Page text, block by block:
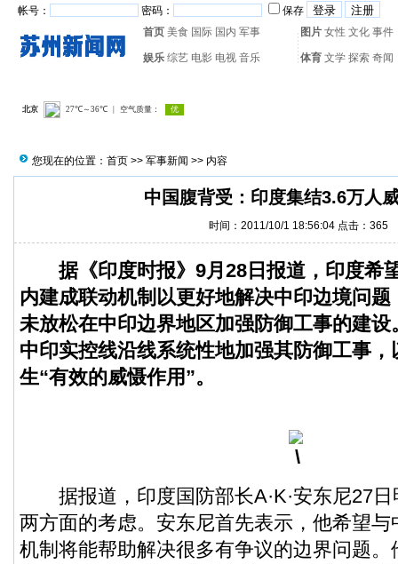
帐号： 密码：
保存
首页 美食 国际 国内 军事 图片 女性 文化 事件
娱乐 综艺 电影 电视 音乐 体育 文学 探索 奇闻
您现在的位置： 首页 >> 军事新闻 >> 内容
中国腹背受：印度集结3.6万人
时间：2011/10/1 18:56:04 点击： 365
据《印度时报》9月28日报道，印度希
内建成联动机制以更好地解决中印边境问题
未放松在中印边界地区加强防御工事的建
中印实控线沿线系统性地加强其防御工事
生“有效的威慑作用”。
据报道，印度国防部长A·K·安东尼27日
两方面的考虑。安东尼首先表示，他希望
机制将能帮助解决很多有争议的边界问题。